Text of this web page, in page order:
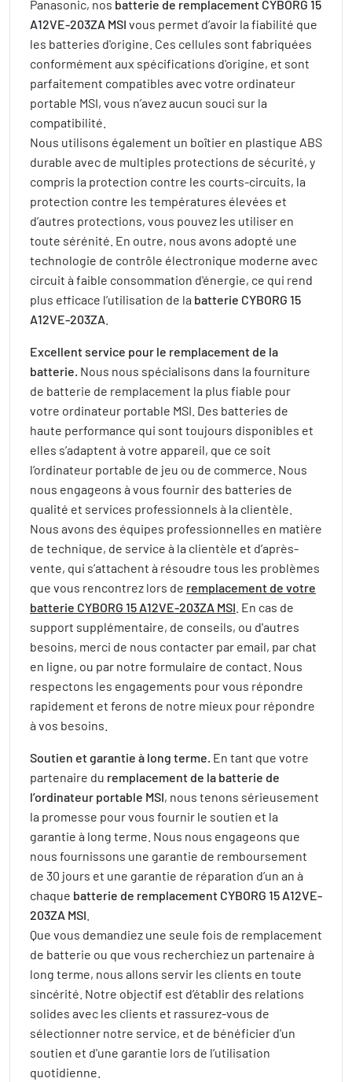
Panasonic, nos batterie de remplacement CYBORG 15
A12VE-203ZA MSI vous permet d’avoir la fiabilité que
les batteries d'origine. Ces cellules sont fabriquées
conformément aux spécifications d'origine, et sont
parfaitement compatibles avec votre ordinateur
portable MSI, vous n’avez aucun souci sur la
compatibilité.
Nous utilisons également un boîtier en plastique ABS
durable avec de multiples protections de sécurité, y
compris la protection contre les courts-circuits, la
protection contre les températures élevées et
d’autres protections, vous pouvez les utiliser en
toute sérénité. En outre, nous avons adopté une
technologie de contrôle électronique moderne avec
circuit à faible consommation d'énergie, ce qui rend
plus efficace l’utilisation de la batterie CYBORG 15
A12VE-203ZA
Excellent service pour le remplacement de la
batterie. Nous nous spécialisons dans la fourniture
de batterie de remplacement la plus fiable pour
votre ordinateur portable MSI. Des batteries de
haute performance qui sont toujours disponibles et
elles s’adaptent à votre appareil, que ce soit
l’ordinateur portable de jeu ou de commerce. Nous
nous engageons à vous fournir des batteries de
qualité et services professionnels à la clientèle.
Nous avons des équipes professionnelles en matière
de technique, de service à la clientèle et d’après-
vente, qui s’attachent à résoudre tous les problèmes
que vous rencontrez lors de remplacement de votre
batterie CYBORG 15 A12VE-203ZA MSI . En cas de
support supplémentaire, de conseils, ou d'autres
besoins, merci de nous contacter par email, par chat
en ligne, ou par notre formulaire de contact. Nous
respectons les engagements pour vous répondre
rapidement et ferons de notre mieux pour répondre
à vos besoins.
Soutien et garantie à long terme. En tant que votre
partenaire du remplacement de la batterie de
l’ordinateur portable MSI, nous tenons sérieusement
la promesse pour vous fournir le soutien et la
garantie à long terme. Nous nous engageons que
nous fournissons une garantie de remboursement
de 30 jours et une garantie de réparation d’un an à
chaque batterie de remplacement CYBORG 15 A12VE-
203ZA MSI
Que vous demandiez une seule fois de remplacement
de batterie ou que vous recherchiez un partenaire à
long terme, nous allons servir les clients en toute
sincérité. Notre objectif est d’établir des relations
solides avec les clients et rassurez-vous de
sélectionner notre service, et de bénéficier d'un
soutien et d'une garantie lors de l’utilisation
quotidienne.